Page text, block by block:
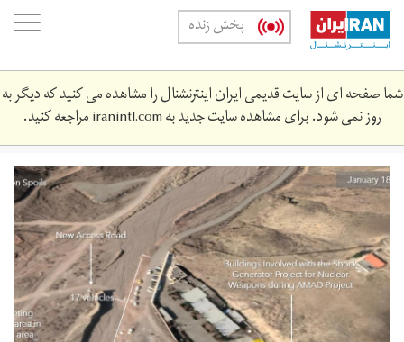
Skip
main
content
پخش زنده
شما صفحه ای از سایت قدیمی ایران اینترنشنال را مشاهده می کنید که دیگر به
روز نمی شود. برای مشاهده سایت جدید بهiranintl.comمراجعه کنید.
whatsapp_image_2021-
06-
08_at_8.‎11.‎28_pm.jpeg